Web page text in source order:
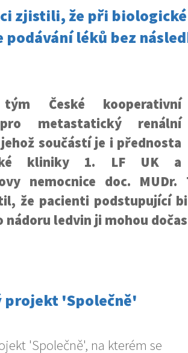
zjistili, že při
podávání léků bez
tým České kooperativní
metastatický renální
součástí je i přednosta
kliniky 1. LF UK a
nemocnice doc. MUDr.
že pacienti podstupující
nádoru ledvin ji mohou
projekt 'Společně'
'Společně', na kterém se